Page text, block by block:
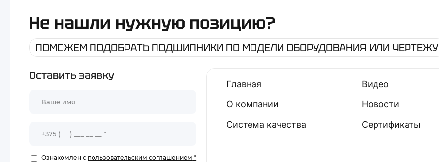
Не нашли нужную позицию?
ПОМОЖЕМ ПОДОБРАТЬ ПОДШИПНИКИ ПО МОДЕЛИ ОБОРУДОВАНИЯ ИЛИ ЧЕРТЕЖУ
Оставить заявку
Ознакомлен с пользовательским соглашением *
Главная
О компании
Система качества
Видео
Новости
Сертификаты